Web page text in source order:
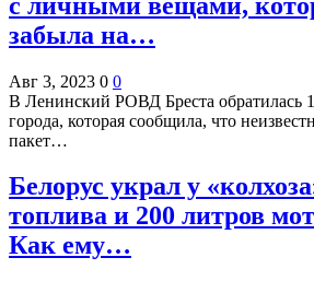
забыла на…
Авг 3, 2023 0 0
В Ленинский РОВД Бреста обратилась
города, которая сообщила, что
пакет…
Белорус украл у
топлива и 200 литров
Как ему…